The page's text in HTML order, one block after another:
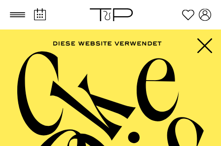
Zum Hauptinhalt springen Zum Footer springen